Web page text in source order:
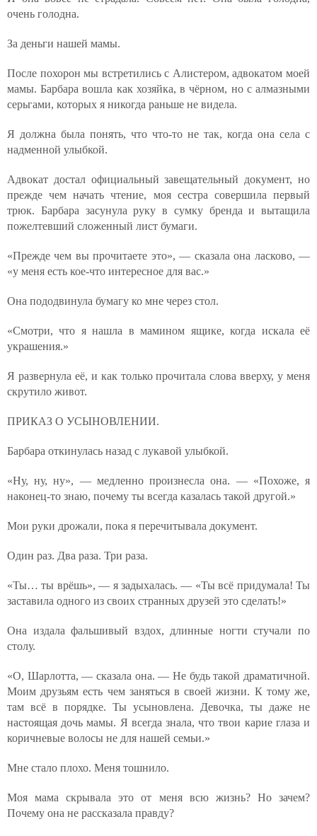
очень голодна.
За деньги нашей мамы.
После похорон мы встретились с Алистером, адвокатом моей
мамы. Барбара вошла как хозяйка, в чёрном, но с алмазными
серьгами, которых я никогда раньше не видела.
Я должна была понять, что что-то не так, когда она села с
надменной улыбкой.
Адвокат достал официальный завещательный документ, но
прежде чем начать чтение, моя сестра совершила первый
трюк. Барбара засунула руку в сумку бренда и вытащила
пожелтевший сложенный лист бумаги.
«Прежде чем вы прочитаете это», — сказала она ласково, —
«у меня есть кое-что интересное для вас.»
Она пододвинула бумагу ко мне через стол.
«Смотри, что я нашла в мамином ящике, когда искала её
украшения.»
Я развернула её, и как только прочитала слова вверху, у меня
скрутило живот.
ПРИКАЗ О УСЫНОВЛЕНИИ.
Барбара откинулась назад с лукавой улыбкой.
«Ну, ну, ну», — медленно произнесла она. — «Похоже, я
наконец-то знаю, почему ты всегда казалась такой другой.»
Мои руки дрожали, пока я перечитывала документ.
Один раз. Два раза. Три раза.
«Ты… ты врёшь», — я задыхалась. — «Ты всё придумала! Ты
заставила одного из своих странных друзей это сделать!»
Она издала фальшивый вздох, длинные ногти стучали по
столу.
«О, Шарлотта, — сказала она. — Не будь такой драматичной.
Моим друзьям есть чем заняться в своей жизни. К тому же,
там всё в порядке. Ты усыновлена. Девочка, ты даже не
настоящая дочь мамы. Я всегда знала, что твои карие глаза и
коричневые волосы не для нашей семьи.»
Мне стало плохо. Меня тошнило.
Моя мама скрывала это от меня всю жизнь? Но зачем?
Почему она не рассказала правду?